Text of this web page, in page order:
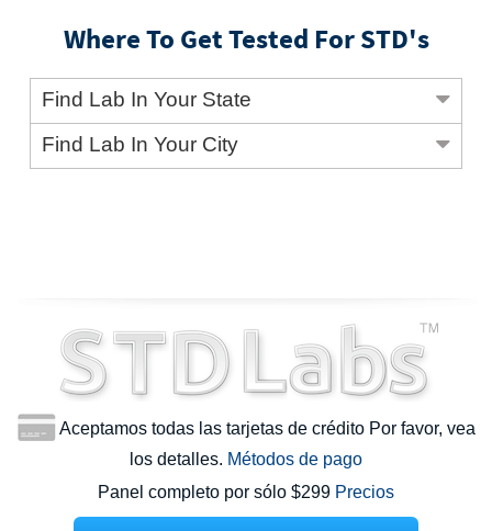
Where To Get Tested For STD's
Find Lab In Your State
Find Lab In Your City
Aceptamos todas las tarjetas de crédito Por favor, vea
los detalles. Métodos de pago
Panel completo por sólo $299 Precios